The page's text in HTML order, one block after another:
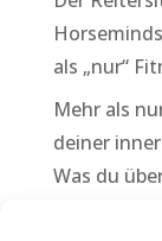
als „nur“
Mehr als
deiner
Was du